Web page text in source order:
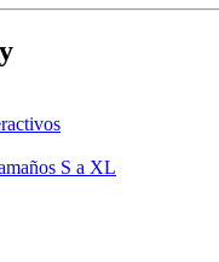
S a XL